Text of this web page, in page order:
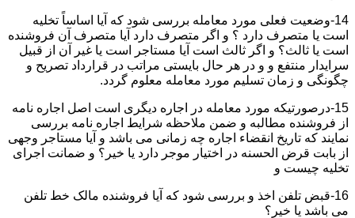
14-وضعیت فعلی مورد معامله بررسی شود که آیا اساساً تخلیه
است یا متصرف دارد ؟ و اگر متصرف دارد آیا متصرف آن فروشنده
است یا ثالث؟ و اگر ثالث است آیا مستاجر است یا غیر آن از قبیل
سرایدار منتفع و و در هر حال بایستی مراتب در قرارداد تصریح و
چگونگی و زمان تسلیم مورد معامله معلوم گردد.
15-درصورتیکه مورد معامله در اجاره دیگری است اصل اجاره نامه
از فروشنده مطالبه و ضمن ملاحظه شرایط اجاره نامه بررسی
نمایند که تاریخ انقضاء اجاره چه زمانی می باشد و آیا مستاجر وجهی
از بابت قرض الحسنه در اختیار موجر دارد یا خیر؟ و ضمانت اجرای
تخلیه چیست و
16-قبض تلفن اخذ و بررسی شود که آیا فروشنده مالک خط تلفن
می باشد یا خیر؟